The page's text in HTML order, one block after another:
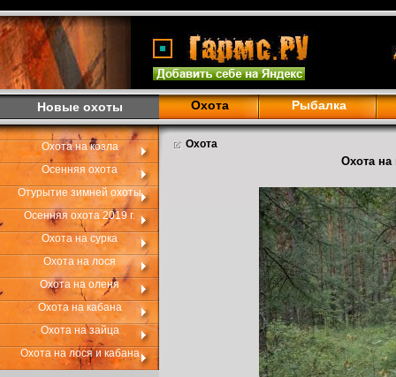
Новые охоты Охота Рыбалка
Охота на козла
Осенняя охота
Отурытие зимней охоты
Осенняя охота 2019 г.
Охота на сурка
Охота на лося
Охота на оленя
Охота на кабана
Охота на зайца
Охота на лося и кабана
Охота
Охота на